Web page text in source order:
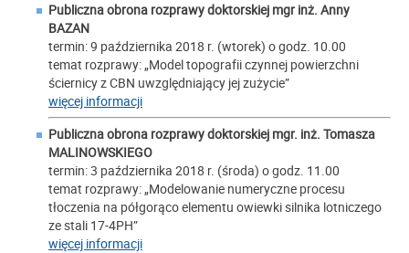
Publiczna obrona rozprawy doktorskiej mgr inż. Anny
BAZAN
termin: 9 października 2018 r. (wtorek) o godz. 10.00
temat rozprawy: „Model topografii czynnej powierzchni
ściernicy z CBN uwzględniający jej zużycie”
więcej informacji
Publiczna obrona rozprawy doktorskiej mgr. inż. Tomasza
MALINOWSKIEGO
termin: 3 października 2018 r. (środa) o godz. 11.00
temat rozprawy: „Modelowanie numeryczne procesu
tłoczenia na półgorąco elementu owiewki silnika lotniczego
ze stali 17-4PH”
więcej informacji